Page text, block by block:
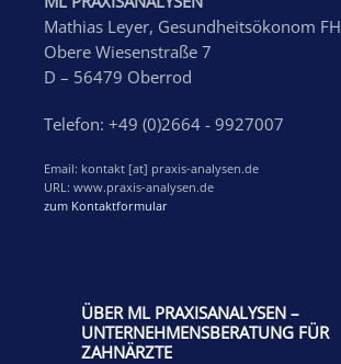
Mathias Leyer, Gesundheitsökonom FH
Obere Wiesenstraße 7
D – 56479 Oberrod
Telefon: +49 (0)2664 - 9927007
Email: kontakt [at] praxis-analysen.de
URL: www.praxis-analysen.de
zum Kontaktformular
ÜBER ML PRAXISANALYSEN –
UNTERNEHMENSBERATUNG FÜR
ZAHNÄRZTE